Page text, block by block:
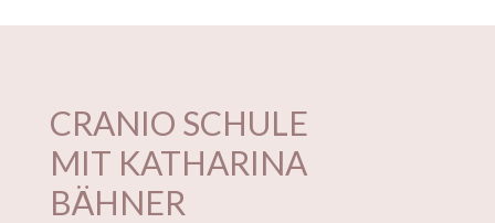
CRANIO SCHULE
MIT KATHARINA
BÄHNER